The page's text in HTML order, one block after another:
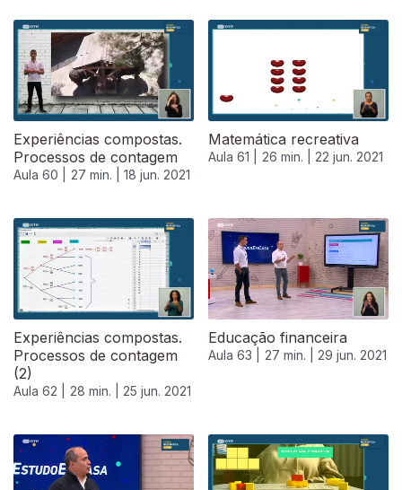
Experiências compostas.
Processos de contagem
Aula 60 | 27 min. | 18 jun. 2021
Matemática recreativa
Aula 61 | 26 min. | 22 jun. 2021
Experiências compostas.
Processos de contagem
(2)
Aula 62 | 28 min. | 25 jun. 2021
Educação financeira
Aula 63 | 27 min. | 29 jun. 2021
556647